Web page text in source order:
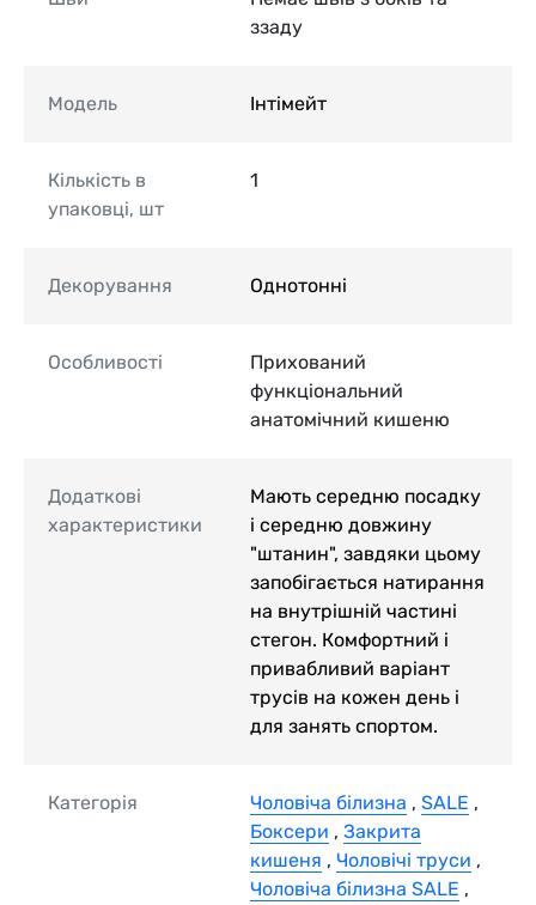
ззаду
Модель Інтімейт
Кількість в
упаковці, шт
1
Декорування Однотонні
Особливості
Прихований
функціональний
анатомічний кишеню
Додаткові
характеристики
Мають середню посадку
і середню довжину
"штанин", завдяки цьому
запобігається натирання
на внутрішній частині
стегон. Комфортний і
привабливий варіант
трусів на кожен день і
для занять спортом.
Категорія Чоловіча білизна , SALE ,
Боксери , Закрита
кишеня , Чоловічі труси ,
Чоловіча білизна SALE ,